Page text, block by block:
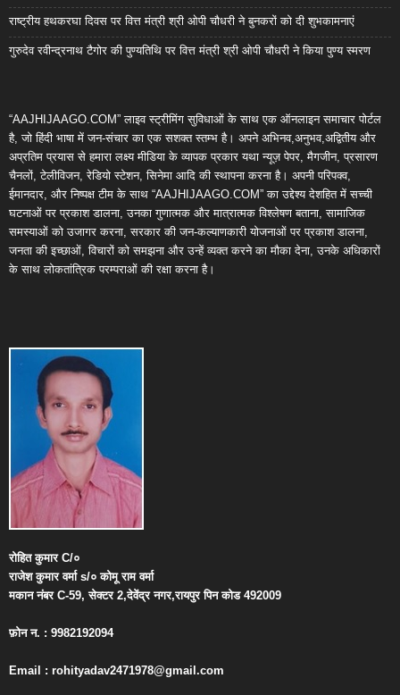
राष्ट्रीय हथकरघा दिवस पर वित्त मंत्री श्री ओपी चौधरी ने बुनकरों को दी शुभकामनाएं
गुरुदेव रवीन्द्रनाथ टैगोर की पुण्यतिथि पर वित्त मंत्री श्री ओपी चौधरी ने किया पुण्य स्मरण
“AAJHIJAAGO.COM” लाइव स्ट्रीमिंग सुविधाओं के साथ एक ऑनलाइन समाचार पोर्टल
है, जो हिंदी भाषा में जन-संचार का एक सशक्त स्तम्भ है। अपने अभिनव,अनुभव,अद्वितीय और
अप्रतिम प्रयास से हमारा लक्ष्य मीडिया के व्यापक प्रकार यथा न्यूज़ पेपर, मैगजीन, प्रसारण
चैनलों, टेलीविजन, रेडियो स्टेशन, सिनेमा आदि की स्थापना करना है। अपनी परिपक्व,
ईमानदार, और निष्पक्ष टीम के साथ “AAJHIJAAGO.COM” का उद्देश्य देशहित में सच्ची
घटनाओं पर प्रकाश डालना, उनका गुणात्मक और मात्रात्मक विश्लेषण बताना, सामाजिक
समस्याओं को उजागर करना, सरकार की जन-कल्याणकारी योजनाओं पर प्रकाश डालना,
जनता की इच्छाओं, विचारों को समझना और उन्हें व्यक्त करने का मौका देना, उनके अधिकारों
के साथ लोकतांत्रिक परम्पराओं की रक्षा करना है।
रोहित कुमारC/०
राजेश कुमार वर्माs/० कोमू राम वर्मा
मकान नंबरC-59,सेक्टर2,देवेंद्र नगर,रायपुर पिन कोड492009
फ़ोन न. : 9982192094
Email : rohityadav2471978@gmail.com